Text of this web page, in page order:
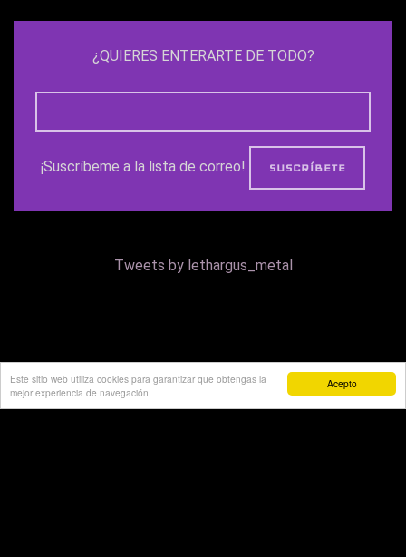
Acepto
Este sitio web utiliza cookies para garantizar que obtengas la
mejor experiencia de navegación.
¿QUIERES ENTERARTE DE TODO?
¡Suscríbeme a la lista de correo!
Tweets by lethargus_metal